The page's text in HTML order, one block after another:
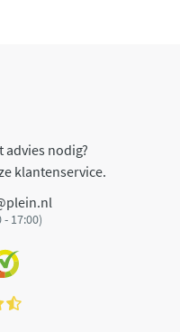
advies nodig?
klantenservice.
17:00)